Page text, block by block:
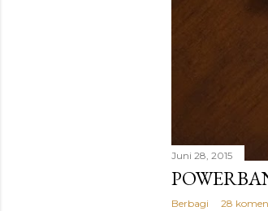
Juni 28, 2015
Berbagi 28